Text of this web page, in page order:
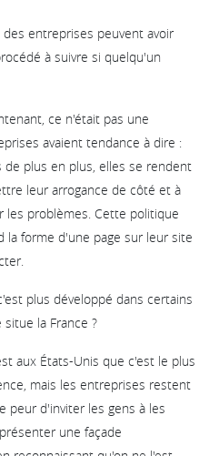
entreprises peuvent avoir
à suivre si quelqu'un
ce n'était pas une
avaient tendance à dire :
de plus en plus, elles se rendent
leur arrogance de côté et à
les problèmes. Cette politique
la forme d'une page sur leur site
plus développé dans certains
la France ?
aux États-Unis que c'est le plus
mais les entreprises restent
peur d'inviter les gens à les
une façade